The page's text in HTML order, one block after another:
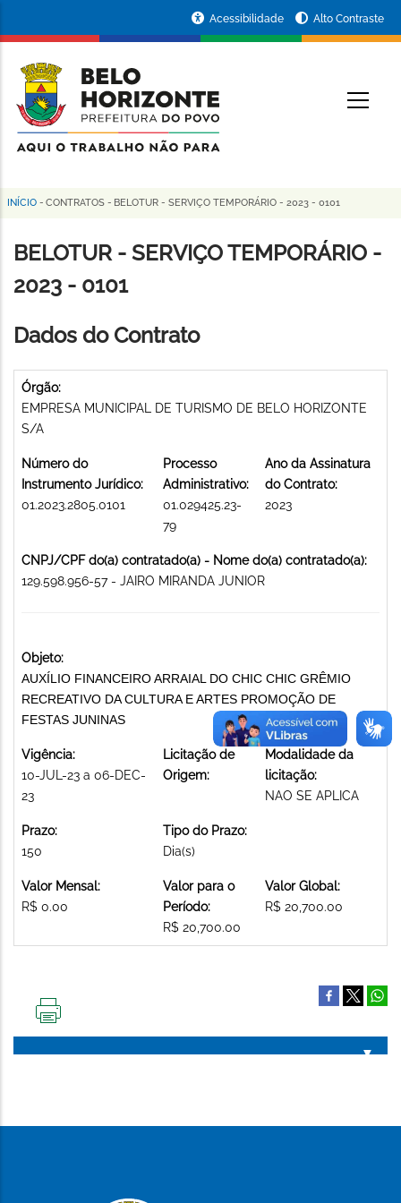
conteúdo
principal
da
Prefeitura
de
Horizonte
Acessibilidade Alto Contraste
Trilha
de
navegação
INÍCIO - CONTRATOS - BELOTUR - SERVIÇO TEMPORÁRIO - 2023 - 0101
BELOTUR - SERVIÇO TEMPORÁRIO -
2023 - 0101
Dados do Contrato
Órgão:
EMPRESA MUNICIPAL DE TURISMO DE BELO HORIZONTE
S/A
Número do
Instrumento Jurídico:
01.2023.2805.0101
Processo
Administrativo:
01.029425.23-
79
Ano da Assinatura
do Contrato:
2023
CNPJ/CPF do(a) contratado(a) - Nome do(a) contratado(a):
129.598.956-57 - JAIRO MIRANDA JUNIOR
Objeto:
AUXÍLIO FINANCEIRO ARRAIAL DO CHIC CHIC GRÊMIO
RECREATIVO DA CULTURA E ARTES PROMOÇÃO DE
FESTAS JUNINAS
Vigência:
10-JUL-23 a 06-DEC-
23
Licitação de
Origem:
Modalidade da
licitação:
NAO SE APLICA
Prazo:
150
Tipo do Prazo:
Dia(s)
Valor Mensal:
R$ 0.00
Valor para o
Período:
R$ 20,700.00
Valor Global:
R$ 20,700.00
PÁGINA